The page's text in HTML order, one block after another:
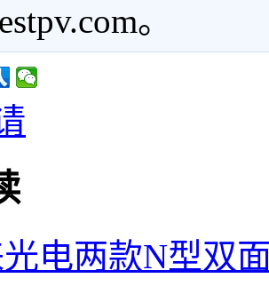
。
电两款N型双